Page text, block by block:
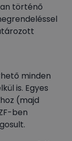
történő
minden
is. Egyes
(majd
ben